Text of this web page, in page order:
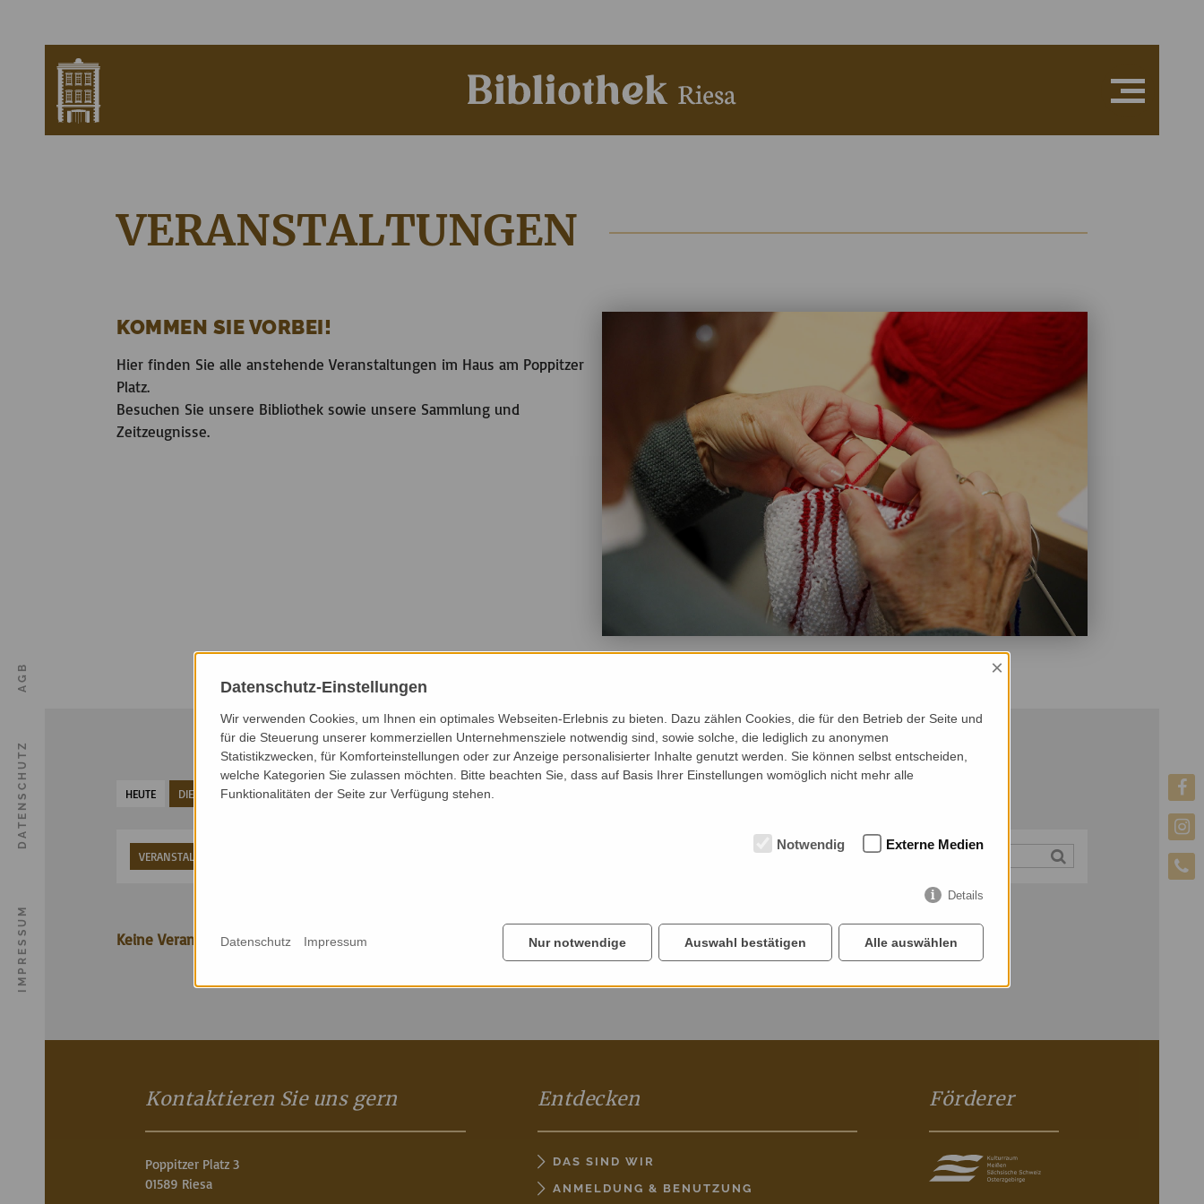
VERANSTALTUNGEN
KOMMEN SIE VORBEI!
Hier finden Sie alle anstehende Veranstaltungen im Haus am Poppitzer
Platz.
Besuchen Sie unsere Bibliothek sowie unsere Sammlung und
Zeitzeugnisse.
HEUTE DIESER MONAT NÄCHSTER MONAT NÄCHSTE 3 MONATE
VERANSTALTUNGSART
Keine Veranstaltungen gefunden.
Kontaktieren Sie uns gern
Poppitzer Platz 3
01589 Riesa
Entdecken
DAS SIND WIR
ANMELDUNG & BENUTZUNG
Förderer
IMPRESSUM
DATENSCHUTZ
AGB Datenschutz-Einstellungen
×
Wir verwenden Cookies, um Ihnen ein optimales Webseiten-Erlebnis zu bieten. Dazu zählen Cookies, die für den Betrieb der Seite und
für die Steuerung unserer kommerziellen Unternehmensziele notwendig sind, sowie solche, die lediglich zu anonymen
Statistikzwecken, für Komforteinstellungen oder zur Anzeige personalisierter Inhalte genutzt werden. Sie können selbst entscheiden,
welche Kategorien Sie zulassen möchten. Bitte beachten Sie, dass auf Basis Ihrer Einstellungen womöglich nicht mehr alle
Funktionalitäten der Seite zur Verfügung stehen.
Notwendig Externe Medien
Details
Nur notwendige Auswahl bestätigen Alle auswählen
Datenschutz Impressum